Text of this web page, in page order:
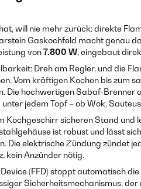
will nie mehr zurück: direkte
Gaskochfeld macht genau
von7.800 W, eingebaut
Dreh am Regler, und die
Vom kräftigen Kochen bis zum
Die hochwertigen Sabaf-Brenner
jedem Topf – ob Wok,
Kochgeschirr sicheren Stand und
ist robust und lässt
Die elektrische Zündung zündet
kein Anzünder nötig.
(FFD) stoppt automatisch
Sicherheitsmechanismus,